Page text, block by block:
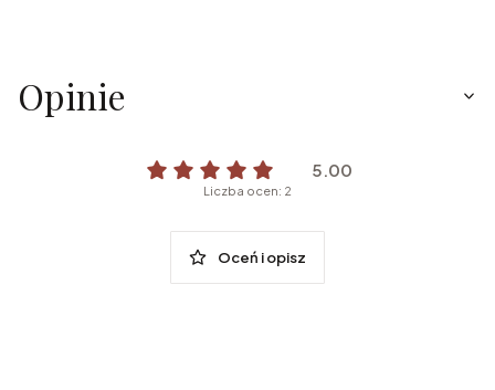
Opinie
5.00
Liczba ocen: 2
Oceń i opisz